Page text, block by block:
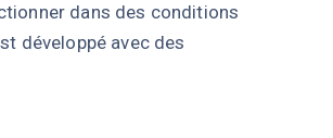
dans des conditions
développé avec des